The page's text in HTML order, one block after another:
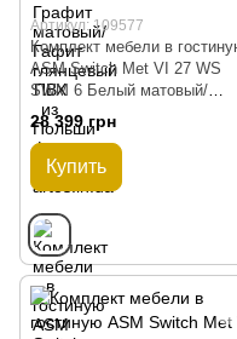
Артикул: 109577
Комплект мебели в
ASM Switch Met VI 27 WS
SWM 6 Белый матовый/
Черный глянцевый из
28 399 грн
Купить